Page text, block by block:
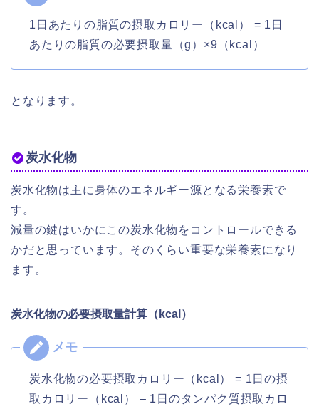
1日あたりの脂質の摂取カロリー（kcal） = 1日
あたりの脂質の必要摂取量（g）×9（kcal）
となります。
炭水化物
炭水化物は主に身体のエネルギー源となる栄養素で
す。
減量の鍵はいかにこの炭水化物をコントロールできる
かだと思っています。そのくらい重要な栄養素になり
ます。
炭水化物の必要摂取量計算（kcal）
炭水化物の必要摂取カロリー（kcal） = 1日の摂
取カロリー（kcal） – 1日のタンパク質摂取カロ